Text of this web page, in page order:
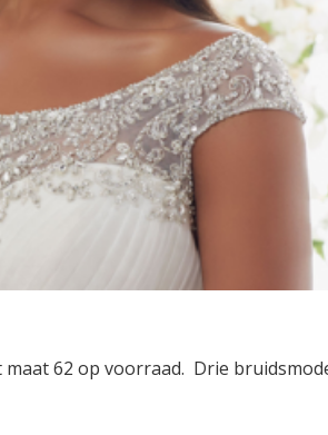
62 op voorraad. Drie